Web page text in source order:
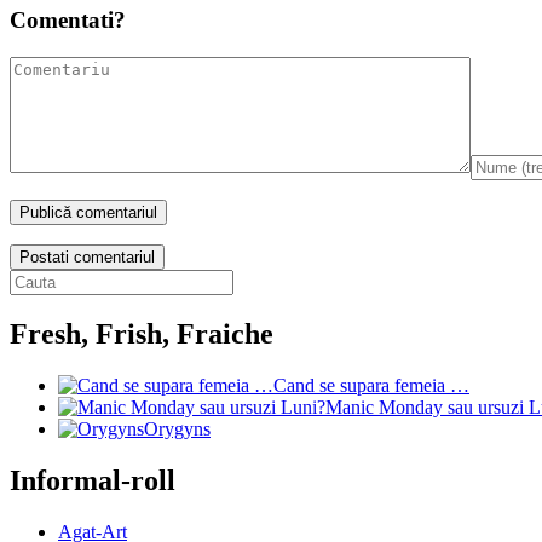
Comentati?
Postati comentariul
Fresh, Frish, Fraiche
Cand se supara femeia …
Manic Monday sau ursuzi
Orygyns
Informal-roll
Agat-Art